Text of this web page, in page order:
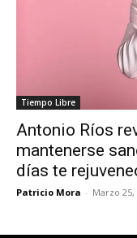
Tiempo Libre
Antonio Ríos
mantenerse
días te
Patricio Mora - Marzo 25,